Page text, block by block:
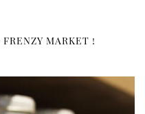
MARKET !